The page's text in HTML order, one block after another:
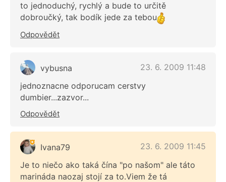
to jednoduchý, rychlý a bude to určitě
dobroučký, tak bodík jede za tebou
Odpovědět
vybusna
23. 6. 2009 11:48
jednoznacne odporucam cerstvy
dumbier...zazvor...
Odpovědět
Ivana79
23. 6. 2009 11:45
Je to niečo ako taká čína "po našom" ale táto
marináda naozaj stojí za to.Viem že tá